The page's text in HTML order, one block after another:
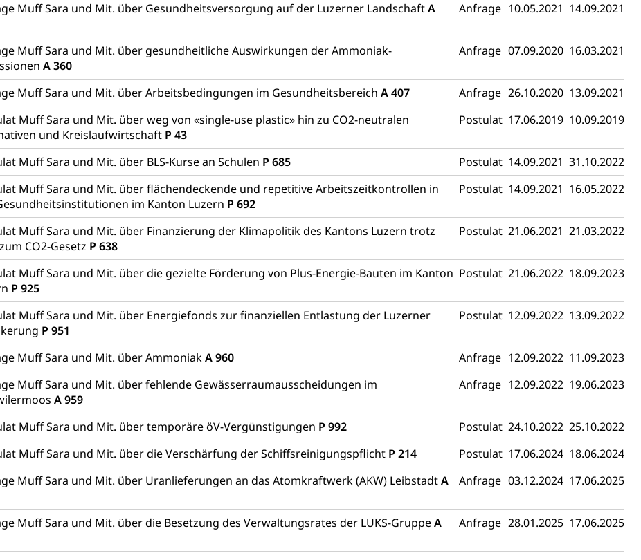
Muff Sara und Mit. über Gesundheitsversorgung auf der Luzerner LandschaftA
Anfrage 10.05.2021 14.09.2021
Muff Sara und Mit. über gesundheitliche Auswirkungen der Ammoniak-
A 360
Anfrage 07.09.2020 16.03.2021
Muff Sara und Mit. über Arbeitsbedingungen im Gesundheitsbereich A 407 Anfrage 26.10.2020 13.09.2021
Muff Sara und Mit. über weg von «single-use plastic» hin zu CO2-neutralen
und Kreislaufwirtschaft P 43
Postulat 17.06.2019 10.09.2019
Muff Sara und Mit. über BLS-Kurse an Schulen P 685 Postulat 14.09.2021 31.10.2022
Muff Sara und Mit. über flächendeckende und repetitive Arbeitszeitkontrollen in
im Kanton Luzern P 692
Postulat 14.09.2021 16.05.2022
Muff Sara und Mit. über Finanzierung der Klimapolitik des Kantons Luzern trotz
CO2-Gesetz P 638
Postulat 21.06.2021 21.03.2022
Muff Sara und Mit. über die gezielte Förderung von Plus-Energie-Bauten im Kanton
P 925
Postulat 21.06.2022 18.09.2023
Muff Sara und Mit. über Energiefonds zur finanziellen Entlastung der Luzerner
P 951
Postulat 12.09.2022 13.09.2022
Muff Sara und Mit. über AmmoniakA 960 Anfrage 12.09.2022 11.09.2023
Muff Sara und Mit. über fehlende Gewässerraumausscheidungen im
A 959
Anfrage 12.09.2022 19.06.2023
Muff Sara und Mit. über temporäre öV-Vergünstigungen P 992 Postulat 24.10.2022 25.10.2022
Muff Sara und Mit. über die Verschärfung der Schiffsreinigungspflicht P 214 Postulat 17.06.2024 18.06.2024
Muff Sara und Mit. über Uranlieferungen an das Atomkraftwerk (AKW) LeibstadtA
Anfrage 03.12.2024 17.06.2025
Muff Sara und Mit. über die Besetzung des Verwaltungsrates der LUKS-GruppeA
Anfrage 28.01.2025 17.06.2025